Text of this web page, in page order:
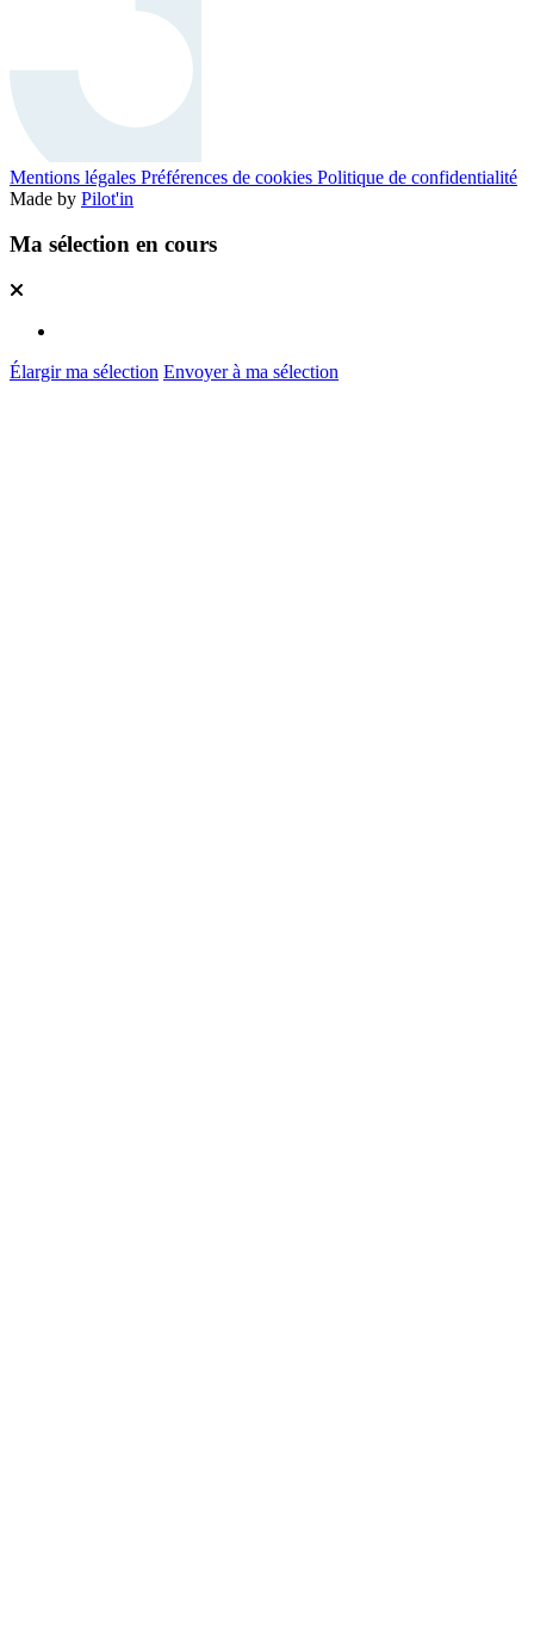
Mentions légales Préférences de cookies Politique de confidentialité
Made by Pilot'in
Ma sélection en cours
Élargir ma sélection Envoyer à ma sélection